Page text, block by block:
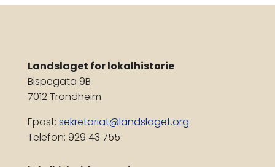
Landslaget for lokalhistorie
Bispegata 9B
7012 Trondheim
Epost: sekretariat@landslaget.org
Telefon: 929 43 755